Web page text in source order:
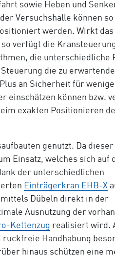
sowie Heben und
Versuchshalle können so
werden. Wirkt das
verfügt die
die unterschiedliche
die zu erwartende
an Sicherheit für
einschätzen können bzw.
exakten Positionieren
genutzt. Da
Einsatz, welches sich auf
der unterschiedlichen
Einträgerkran EHB-X
Dübeln direkt in der
Ausnutzung der
Kettenzug realisiert wird.
Handhabung
hinaus schützen eine